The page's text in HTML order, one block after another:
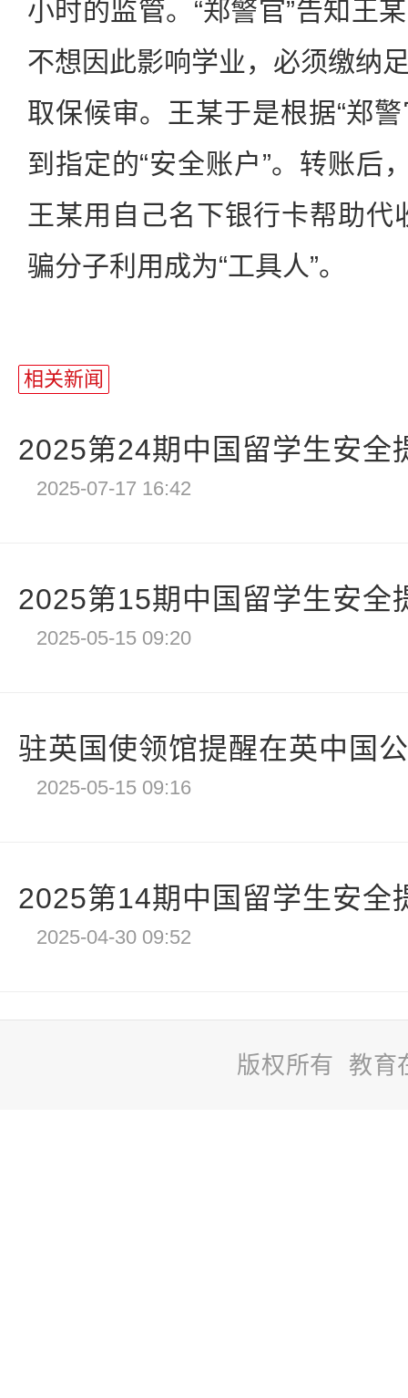
小时的监管。“郑警官”告知王
不想因此影响学业，必须缴纳
取保候审。王某于是根据“郑
到指定的“安全账户”。转账后
王某用自己名下银行卡帮助代
骗分子利用成为“工具人”。
相关新闻
2025第24期中国留学生安全
2025-07-17 16:42
2025第15期中国留学生安全
2025-05-15 09:20
驻英国使领馆提醒在英中国
2025-05-15 09:16
2025第14期中国留学生安全
2025-04-30 09:52
版权所有 教育